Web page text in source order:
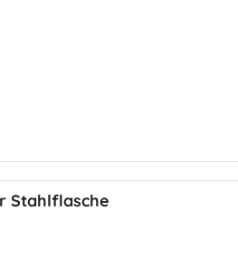
Stahlflasche